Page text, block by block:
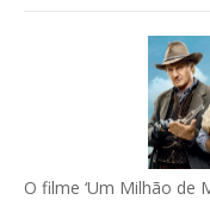
O filme ‘Um Milhão de